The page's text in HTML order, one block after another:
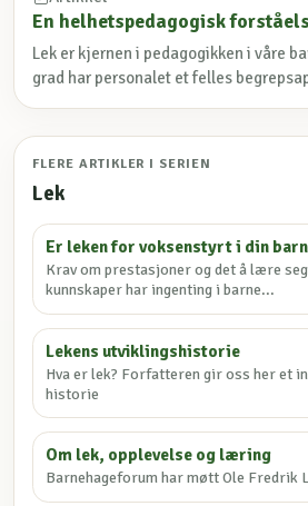
En helhetspedagogisk
Lek er kjernen i pedagogikken i våre
grad har personalet et felles
FLERE ARTIKLER I SERIEN
Lek
Er leken for voksenstyrt i din
Krav om prestasjoner og det å lære
kunnskaper har ingenting i barne...
Lekens utviklingshistorie
Hva er lek? Forfatteren gir oss her et
historie
Om lek, opplevelse og læring
Barnehageforum har møtt Ole Fredrik